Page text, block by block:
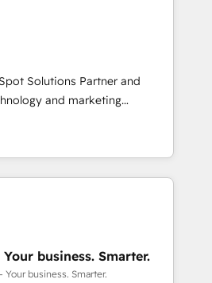
secure data
Services: compliant
reporting ⚖️ Legal: client
workflows 🛒 E-
Real Estate: deal pipelines;
management 🏭
compliant; GDPR-ready
💡 Why 500+
Solutions Partner and
and marketing
is on enterprise and mid-
globally that want a strategic
their goals through creative
Technical HubSpot
Mole Street’s
through creating
from a well-defined
Elixir Solutions - Your business. Smarter.
Your business. Smarter.